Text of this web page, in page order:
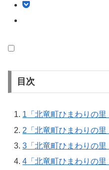
目次
1 「北竜町ひまわりの里
2 「北竜町ひまわりの里
3 「北竜町ひまわりの
4 「北竜町ひまわりの